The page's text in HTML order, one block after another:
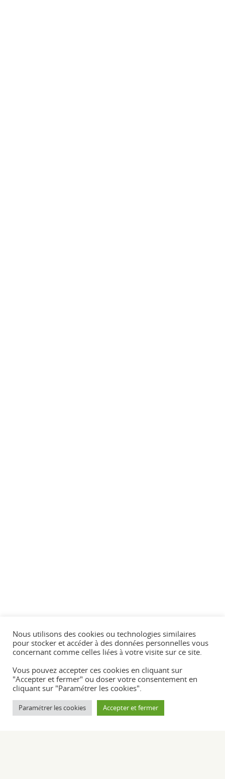
Nous utilisons des cookies ou technologies similaires
pour stocker et accéder à des données personnelles vous
concernant comme celles liées à votre visite sur ce site.
Vous pouvez accepter ces cookies en cliquant sur
"Accepter et fermer" ou doser votre consentement en
cliquant sur "Paramétrer les cookies".
Paramétrer les cookies Accepter et fermer